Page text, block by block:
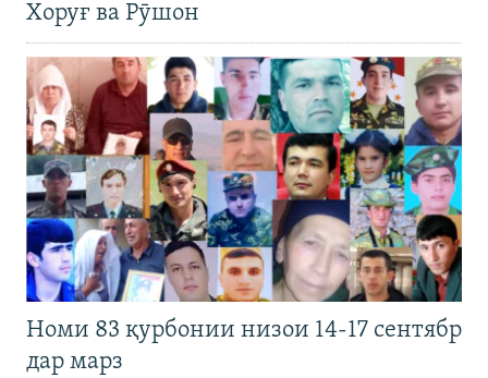
Хоруғ ва Рӯшон
Номи 83 қурбонии низои 14-17 сентябр
дар марз